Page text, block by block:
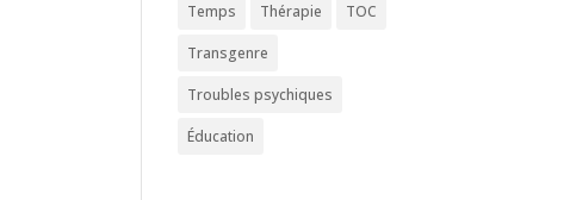
Temps Thérapie TOC
Transgenre
Troubles psychiques
Éducation